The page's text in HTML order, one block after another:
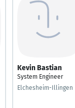
Kevin Bastian
System Engineer
Elchesheim-Illingen